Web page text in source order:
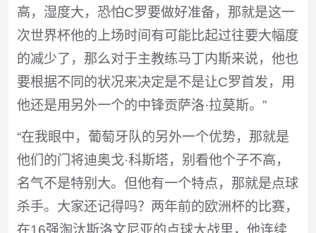
高，湿度大，恐怕C罗要做好准备，那就是这一
次世界杯他的上场时间有可能比起过往要大幅度
的减少了，那么对于主教练马丁内斯来说，他也
要根据不同的状况来决定是不是让C罗首发，用
他还是用另外一个的中锋贡萨洛·拉莫斯。”
“在我眼中，葡萄牙队的另外一个优势，那就是
他们的门将迪奥戈·科斯塔，别看他个子不高，
名气不是特别大。但他有一个特点，那就是点球
杀手。大家还记得吗？两年前的欧洲杯的比赛，
在16强淘汰斯洛文尼亚的点球大战里，他连续